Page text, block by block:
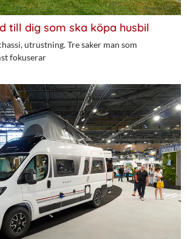
till dig som ska köpa husbil
utrustning. Tre saker man som
fokuserar